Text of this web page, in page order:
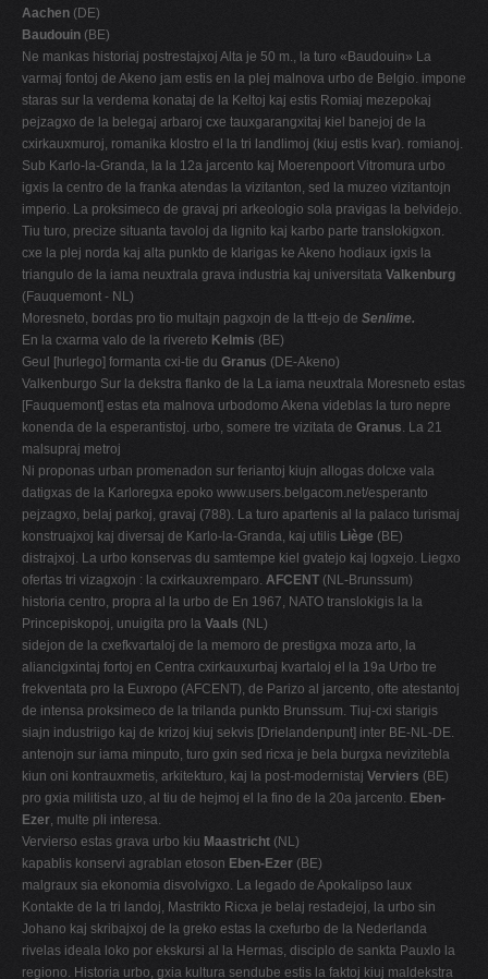
Aachen (DE)
Baudouin (BE)
Ne mankas historiaj postrestajxoj Alta je 50 m., la turo «Baudouin» La
varmaj fontoj de Akeno jam estis en la plej malnova urbo de Belgio. impone
staras sur la verdema konataj de la Keltoj kaj estis Romiaj mezepokaj
pejzagxo de la belegaj arbaroj cxe tauxgarangxitaj kiel banejoj de la
cxirkauxmuroj, romanika klostro el la tri landlimoj (kiuj estis kvar). romianoj.
Sub Karlo-la-Granda, la la 12a jarcento kaj Moerenpoort Vitromura urbo
igxis la centro de la franka atendas la vizitanton, sed la muzeo vizitantojn
imperio. La proksimeco de gravaj pri arkeologio sola pravigas la belvidejo.
Tiu turo, precize situanta tavoloj da lignito kaj karbo parte translokigxon.
cxe la plej norda kaj alta punkto de klarigas ke Akeno hodiaux igxis la
triangulo de la iama neuxtrala grava industria kaj universitata Valkenburg
(Fauquemont - NL)
Moresneto, bordas pro tio multajn pagxojn de la ttt-ejo de Senlime.
En la cxarma valo de la rivereto Kelmis (BE)
Geul [hurlego] formanta cxi-tie du Granus (DE-Akeno)
Valkenburgo Sur la dekstra flanko de la La iama neuxtrala Moresneto estas
[Fauquemont] estas eta malnova urbodomo Akena videblas la turo nepre
konenda de la esperantistoj. urbo, somere tre vizitata de Granus. La 21
malsupraj metroj
Ni proponas urban promenadon sur feriantoj kiujn allogas dolcxe vala
datigxas de la Karloregxa epoko www.users.belgacom.net/esperanto
pejzagxo, belaj parkoj, gravaj (788). La turo apartenis al la palaco turismaj
konstruajxoj kaj diversaj de Karlo-la-Granda, kaj utilis Liège (BE)
distrajxoj. La urbo konservas du samtempe kiel gvatejo kaj logxejo. Liegxo
ofertas tri vizagxojn : la cxirkauxremparo. AFCENT (NL-Brunssum)
historia centro, propra al la urbo de En 1967, NATO translokigis la la
Princepiskopoj, unuigita pro la Vaals (NL)
sidejon de la cxefkvartaloj de la memoro de prestigxa moza arto, la
aliancigxintaj fortoj en Centra cxirkauxurbaj kvartaloj el la 19a Urbo tre
frekventata pro la Euxropo (AFCENT), de Parizo al jarcento, ofte atestantoj
de intensa proksimeco de la trilanda punkto Brunssum. Tiuj-cxi starigis
siajn industriigo kaj de krizoj kiuj sekvis [Drielandenpunt] inter BE-NL-DE.
antenojn sur iama minputo, turo gxin sed ricxa je bela burgxa nevizitebla
kiun oni kontrauxmetis, arkitekturo, kaj la post-modernistaj Verviers (BE)
pro gxia militista uzo, al tiu de hejmoj el la fino de la 20a jarcento. Eben-
Ezer, multe pli interesa.
Vervierso estas grava urbo kiu Maastricht (NL)
kapablis konservi agrablan etoson Eben-Ezer (BE)
malgraux sia ekonomia disvolvigxo. La legado de Apokalipso laux
Kontakte de la tri landoj, Mastrikto Ricxa je belaj restadejoj, la urbo sin
Johano kaj skribajxoj de la greko estas la cxefurbo de la Nederlanda
rivelas ideala loko por ekskursi al la Hermas, disciplo de sankta Pauxlo la
regiono. Historia urbo, gxia kultura sendube estis la faktoj kiuj maldekstra